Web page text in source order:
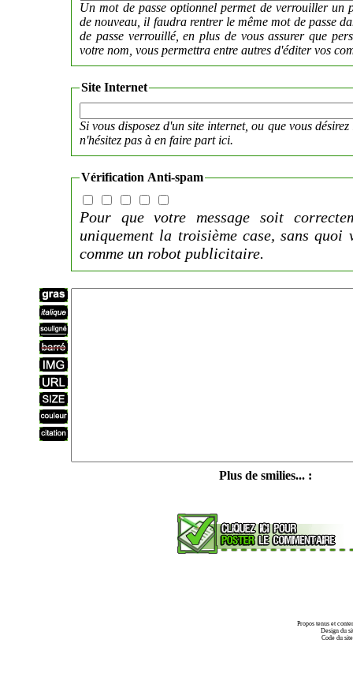
Un mot de passe optionnel permet de verrouiller un
de nouveau, il faudra rentrer le même mot de passe
de passe verrouillé, en plus de vous assurer que
votre nom, vous permettra entre autres d'éditer vos
Site Internet
Si vous disposez d'un site internet, ou que vous
n'hésitez pas à en faire part ici.
Vérification Anti-spam
Pour que votre message soit
uniquement la troisième case, sans quoi
comme un robot publicitaire.
Plus de smilies... :
Propos tenus et
Design du
Code du